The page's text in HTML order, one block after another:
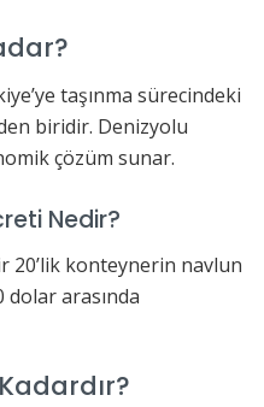
taşınma sürecindeki
biridir. Denizyolu
çözüm sunar.
Nedir?
20’lik konteynerin navlun
arasında